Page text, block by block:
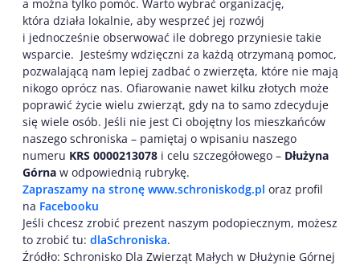
a można tylko pomóc. Warto wybrać organizację,
która działa lokalnie, aby wesprzeć jej rozwój
i jednocześnie obserwować ile dobrego przyniesie takie
wsparcie. Jesteśmy wdzięczni za każdą otrzymaną pomoc,
pozwalającą nam lepiej zadbać o zwierzęta, które nie mają
nikogo oprócz nas. Ofiarowanie nawet kilku złotych może
poprawić życie wielu zwierząt, gdy na to samo zdecyduje
się wiele osób. Jeśli nie jest Ci obojętny los mieszkańców
naszego schroniska – pamiętaj o wpisaniu naszego
numeru KRS 0000213078 i celu szczegółowego – Dłużyna
Górna w odpowiednią rubrykę.
Zapraszamy na stronę www.schroniskodg.pl oraz profil
na Facebooku
Jeśli chcesz zrobić prezent naszym podopiecznym, możesz
to zrobić tu: dlaSchroniska.
Źródło: Schronisko Dla Zwierząt Małych w Dłużynie Górnej